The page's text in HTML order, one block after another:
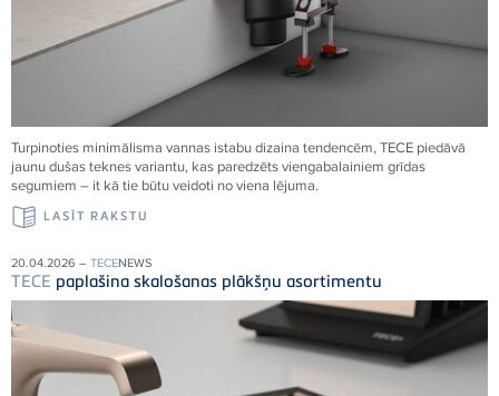
Turpinoties minimālisma vannas istabu dizaina tendencēm,TECE piedāvā
jaunu dušas teknes variantu, kas paredzēts viengabalainiem grīdas
segumiem – it kā tie būtu veidoti no viena lējuma.
LASĪT RAKSTU
20.04.2026 – TECENEWS
TECE paplašina skalošanas plākšņu asortimentu